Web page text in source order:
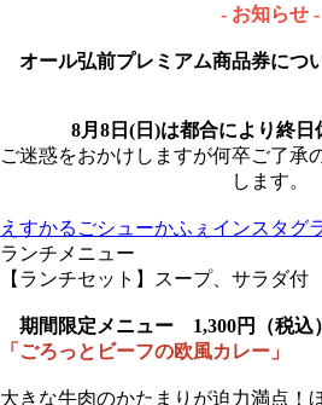
- お知らせ -
オール弘前プレミアム商品券につ
8月8日(日)は都合により終日
ご迷惑をおかけしますが何卒ご了承
します。
えすかるごシューかふぇインスタグ
ランチメニュー
【ランチセット】スープ、サラダ付
期間限定メニュー 1,300円（税込）
「ごろっとビーフの欧風カレー」
大きな牛肉のかたまりが迫力満点！